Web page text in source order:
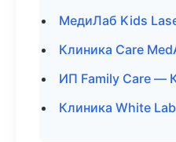
МедиЛаб Kids
Клиника Care
ИП Family Care —
Клиника White